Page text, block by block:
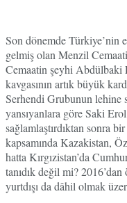
Son dönemde Türkiye’nin
gelmiş olan Menzil
Cemaatin şeyhi Abdülbaki
kavgasının artık büyük
Serhendi Grubunun lehine
yansıyanlara göre Saki
sağlamlaştırdıktan sonra
kapsamında Kazakistan,
hatta Kırgızistan’da
tanıdık değil mi?
yurtdışı da dâhil olmak